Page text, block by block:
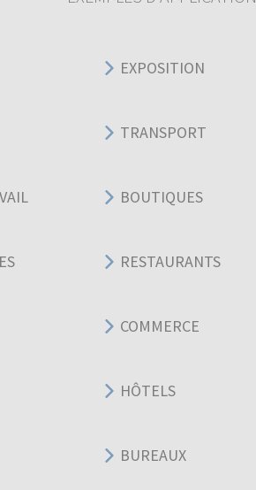
EXPOSITION
TRANSPORT
BOUTIQUES
RESTAURANTS
COMMERCE
HÔTELS
BUREAUX